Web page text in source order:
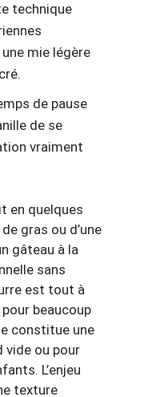
technique
mie légère
de pause
de se
vraiment
en quelques
gras ou d’une
gâteau à la
sans
est tout à
beaucoup
constitue une
vide ou pour
L’enjeu
texture